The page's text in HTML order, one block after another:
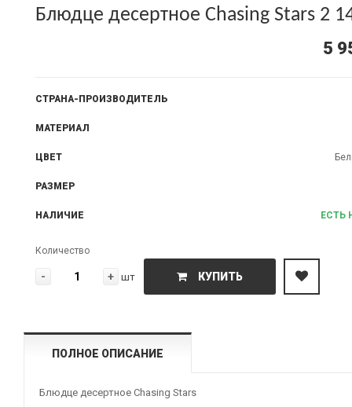
Блюдце десертное Chasing Stars 2
5
СТРАНА-ПРОИЗВОДИТЕЛЬ
МАТЕРИАЛ
ЦВЕТ
РАЗМЕР
НАЛИЧИЕ ЕСТЬ
Количество
- + шт КУПИТЬ
ПОЛНОЕ ОПИСАНИЕ
Блюдце десертное Chasing Stars